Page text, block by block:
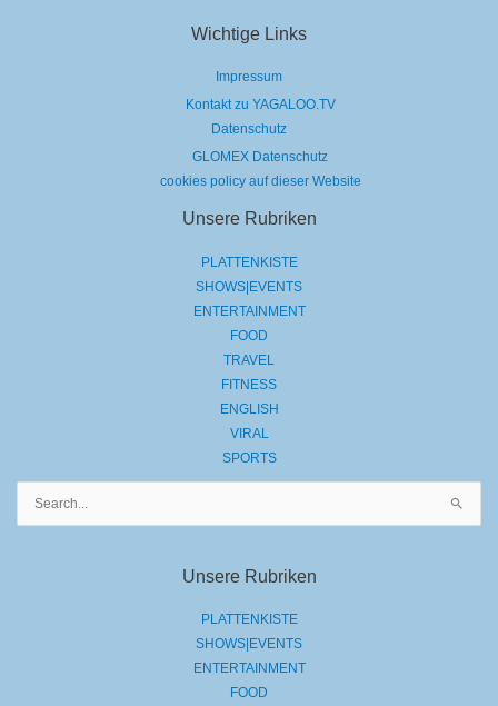
Wichtige Links
Impressum
Kontakt zu YAGALOO.TV
Datenschutz
GLOMEX Datenschutz
cookies policy auf dieser Website
Unsere Rubriken
PLATTENKISTE
SHOWS|EVENTS
ENTERTAINMENT
FOOD
TRAVEL
FITNESS
ENGLISH
VIRAL
SPORTS
Unsere Rubriken
PLATTENKISTE
SHOWS|EVENTS
ENTERTAINMENT
FOOD